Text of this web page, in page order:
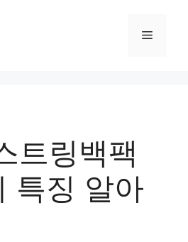
Menu
트링백팩
특징 알아